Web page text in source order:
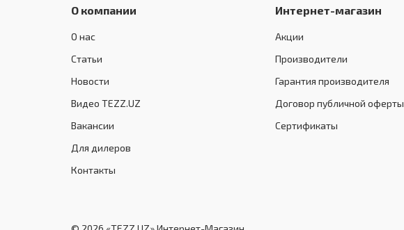
О компании
О нас
Статьи
Новости
Видео TEZZ.UZ
Вакансии
Для дилеров
Контакты
Интернет-магазин
Акции
Производители
Гарантия производителя
Договор публичной оферты
Сертификаты